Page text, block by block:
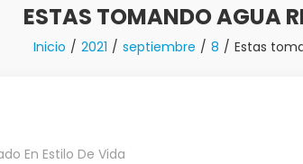
ESTAS TOMANDO AGUA
Inicio 2021 septiembre 8 Estas
En Estilo De Vida